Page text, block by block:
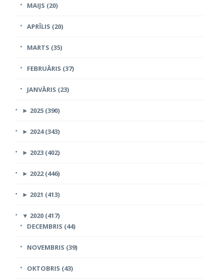
MAIJS (20)
APRĪLIS (20)
MARTS (35)
FEBRUĀRIS (37)
JANVĀRIS (23)
► 2025 (390)
► 2024 (343)
► 2023 (402)
► 2022 (446)
► 2021 (413)
▼ 2020 (417)
DECEMBRIS (44)
NOVEMBRIS (39)
OKTOBRIS (43)